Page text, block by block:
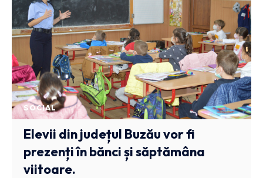
SOCIAL
Elevii din județul Buzău vor fi
prezenți în bănci și săptămâna
viitoare.